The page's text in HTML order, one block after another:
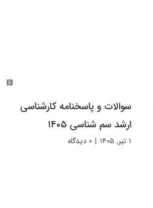
سوالات و پاسخنامه کارشناسی
ارشد سم شناسی ۱۴۰۵
۱ تیر, ۱۴۰۵ | ۰ دیدگاه